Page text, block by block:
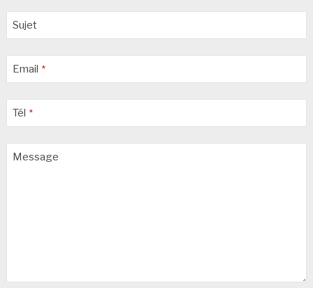
Sujet
Email *
Tél *
Message